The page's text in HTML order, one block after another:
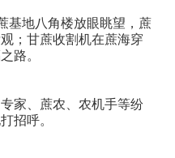
基地八角楼放眼眺望，蔗
；甘蔗收割机在蔗海穿
路。
家、蔗农、农机手等纷
招呼。